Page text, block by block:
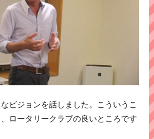
ビジョンを話しました。こういうこ
ロータリークラブの良いところです